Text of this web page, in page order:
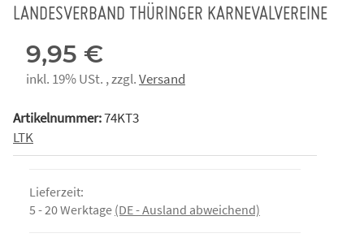
LANDESVERBAND THÜRINGER KARNEVALVEREINE
9,95 €
inkl. 19% USt. , zzgl.Versand
Artikelnummer:74KT3
LTK
Lieferzeit:
5 - 20 Werktage (DE - Ausland abweichend)